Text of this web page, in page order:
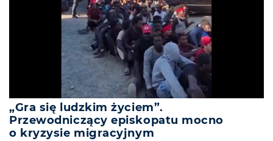
„Gra się ludzkim życiem”.
Przewodniczący episkopatu mocno
o kryzysie migracyjnym